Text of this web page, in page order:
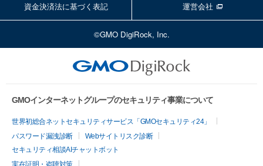
資金決済法に基づく表記 運営会社
©GMO DigiRock, Inc.
GMOインターネットグループのセキュリティ事業について
世界初総合ネットセキュリティサービス「GMOセキュリティ24」
パスワード漏洩診断
Webサイトリスク診断
セキュリティ相談AIチャットボット
実在証明・盗聴対策